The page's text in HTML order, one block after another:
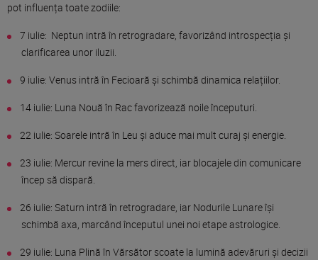
pot influența toate zodiile:
7 iulie: Neptun intră în retrogradare, favorizând introspecția și
clarificarea unor iluzii.
9 iulie: Venus intră în Fecioară și schimbă dinamica relațiilor.
14 iulie: Luna Nouă în Rac favorizează noile începuturi.
22 iulie: Soarele intră în Leu și aduce mai mult curaj și energie.
23 iulie: Mercur revine la mers direct, iar blocajele din comunicare
încep să dispară.
26 iulie: Saturn intră în retrogradare, iar Nodurile Lunare își
schimbă axa, marcând începutul unei noi etape astrologice.
29 iulie: Luna Plină în Vărsător scoate la lumină adevăruri și decizii